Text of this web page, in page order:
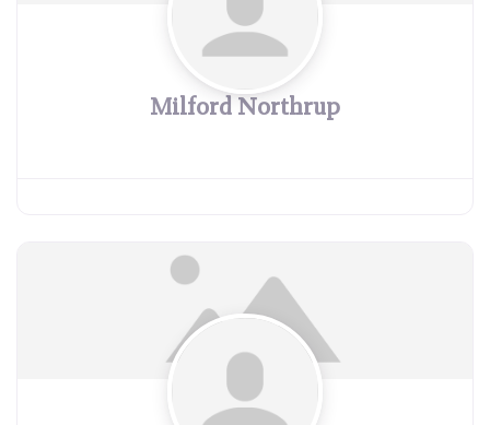
Milford Northrup